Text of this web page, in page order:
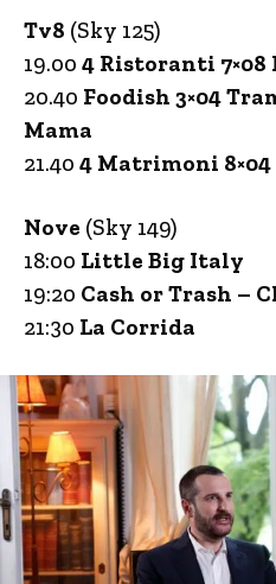
Tv8 (Sky 125)
19.00 4 Ristoranti
20.40 Foodish 3×04
Mama
21.40 4 Matrimoni 8×04
Nove (Sky 149)
18:00 Little Big Italy
19:20 Cash or Trash –
21:30 La Corrida